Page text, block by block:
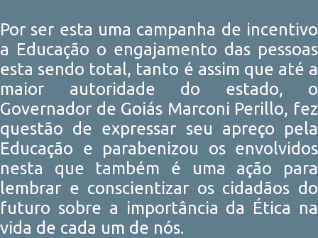
Por ser esta uma campanha de incentivo
a Educação o engajamento das pessoas
esta sendo total, tanto é assim que até a
maior autoridade do estado, o
Governador de Goiás Marconi Perillo, fez
questão de expressar seu apreço pela
Educação e parabenizou os envolvidos
nesta que também é uma ação para
lembrar e conscientizar os cidadãos do
futuro sobre a importância da Ética na
vida de cada um de nós.